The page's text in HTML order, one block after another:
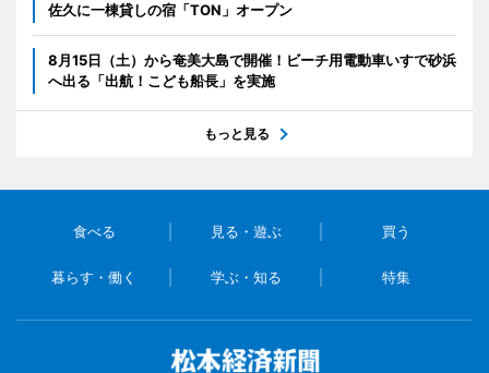
佐久に一棟貸しの宿「TON」オープン
8月15日（土）から奄美大島で開催！ビーチ用電動車いすで砂浜
へ出る「出航！こども船長」を実施
もっと見る
食べる 見る・遊ぶ 買う
暮らす・働く 学ぶ・知る 特集